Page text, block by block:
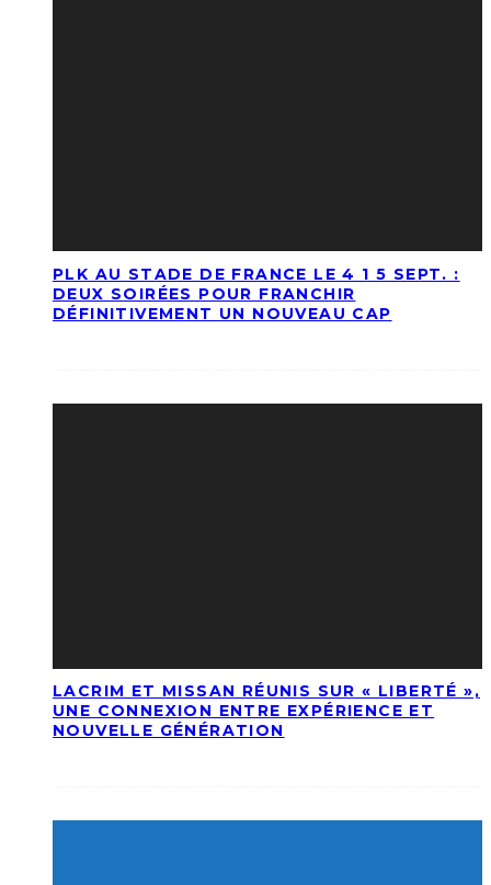
PLK AU STADE DE FRANCE LE 4 1 5 SEPT. :
DEUX SOIRÉES POUR FRANCHIR
DÉFINITIVEMENT UN NOUVEAU CAP
LACRIM ET MISSAN RÉUNIS SUR « LIBERTÉ »,
UNE CONNEXION ENTRE EXPÉRIENCE ET
NOUVELLE GÉNÉRATION